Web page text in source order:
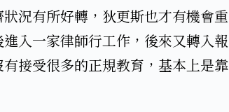
況有所好轉，狄更斯也才有機會重
入一家律師行工作，後來又轉入報
接受很多的正規教育，基本上是靠